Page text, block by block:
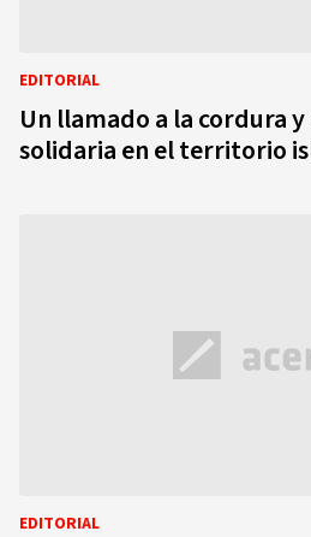
EDITORIAL
Un llamado a la cordura y a la convivencia
solidaria en el territorio
EDITORIAL